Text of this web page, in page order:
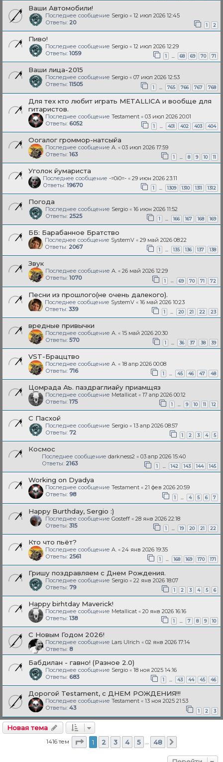
Ваши Автомобили!
Последнее сообщение Sergio « 12 июл 2026 12:45
Ответы: 20 1 2
Пиво!
Последнее сообщение Sergio « 12 июл 2026 12:29
Ответы: 1059 1 … 68 69 70 71
Ваши лица-2015
Последнее сообщение Sergio « 07 июл 2026 12:53
Ответы: 11505 1 765 766 767 768
Для тех кто любит играть METALLICA и вообще для
гитаристов.
Последнее сообщение Testament « 03 июл 2026 20:01
Ответы: 6052 1 401 402 403 404
Оогалог громмор-натсыйа
Последнее сообщение A. « 03 июл 2026 17:59
Ответы: 163 1 8 9 10 11
Уголок йумариста
Последнее сообщение -=0i0=- « 29 июн 2026 23:11
Ответы: 19670 1 1309 1310 1311 1312
Погода
Последнее сообщение Sergio « 16 июн 2026 11:52
Ответы: 2525 1 166 167 168 169
ББ: Барабанное Братство
Последнее сообщение SystemV « 29 май 2026 08:22
Ответы: 2067 1 … 135 136 137 138
Звук
Последнее сообщение A. « 26 май 2026 12:29
Ответы: 1070 1 … 69 70 71 72
Песни из прошлого(не очень далекого).
Последнее сообщение SystemV « 16 май 2026 10:23
Ответы: 339 1 20 21 22 23
вредные привычки
Последнее сообщение A. « 15 май 2026 20:30
Ответы: 570 1 36 37 38 39
VST-Браццтво
Последнее сообщение A. « 18 апр 2026 00:08
Ответы: 716 1 45 46 47 48
Цомрада Аъ. паздраглиайу приамщяз
Последнее сообщение Metallicat « 17 апр 2026 00:12
Ответы: 175 1 9 10 11 12
С Пасхой
Последнее сообщение Sergio « 13 апр 2026 08:57
Ответы: 72 1 2 3 4 5
Космос
Последнее сообщение darkness2 « 03 апр 2026 15:40
Ответы: 2163 1 … 142 143 144 145
Working on Dyadya
Последнее сообщение Testament « 21 фев 2026 20:59
Ответы: 98 1 4 5 6 7
Happy Burthday, Sergio :)
Последнее сообщение Gosteff « 28 янв 2026 22:18
Ответы: 315 1 19 20 21 22
Кто что пьёт?
Последнее сообщение A. « 24 янв 2026 19:35
Ответы: 2561 1 168 169 170 171
Гришу поздравляем с Днем Рождения.
Последнее сообщение Sergio « 22 янв 2026 18:07
Ответы: 79 1 2 3 4 5 6
Happy birhtday Maverick!
Последнее сообщение Metallicat « 20 янв 2026 16:16
Ответы: 138 1 7 8 9 10
С Новым Годом 2026!
Последнее сообщение Lars Ulrich « 02 янв 2026 17:14
Ответы: 8
Бабдилан - гавно! (Разное 2.0)
Последнее сообщение Sergio « 18 ноя 2025 14:16
Ответы: 683 1 … 43 44 45 46
Дорогой Testament, с ДНЕМ РОЖДЕНИЯ!!!
Последнее сообщение Testament « 13 ноя 2025 21:53
Ответы: 43 1 2 3
Новая тема
1416 тем Страница из 48
1 2 3 4 5 48